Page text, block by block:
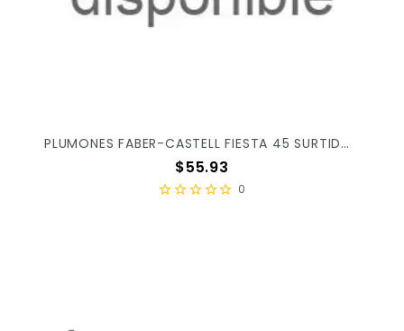
PLUMONES FABER-CASTELL FIESTA 45 SURTIDO C/12PZ 555314
Precio
$55.93
0